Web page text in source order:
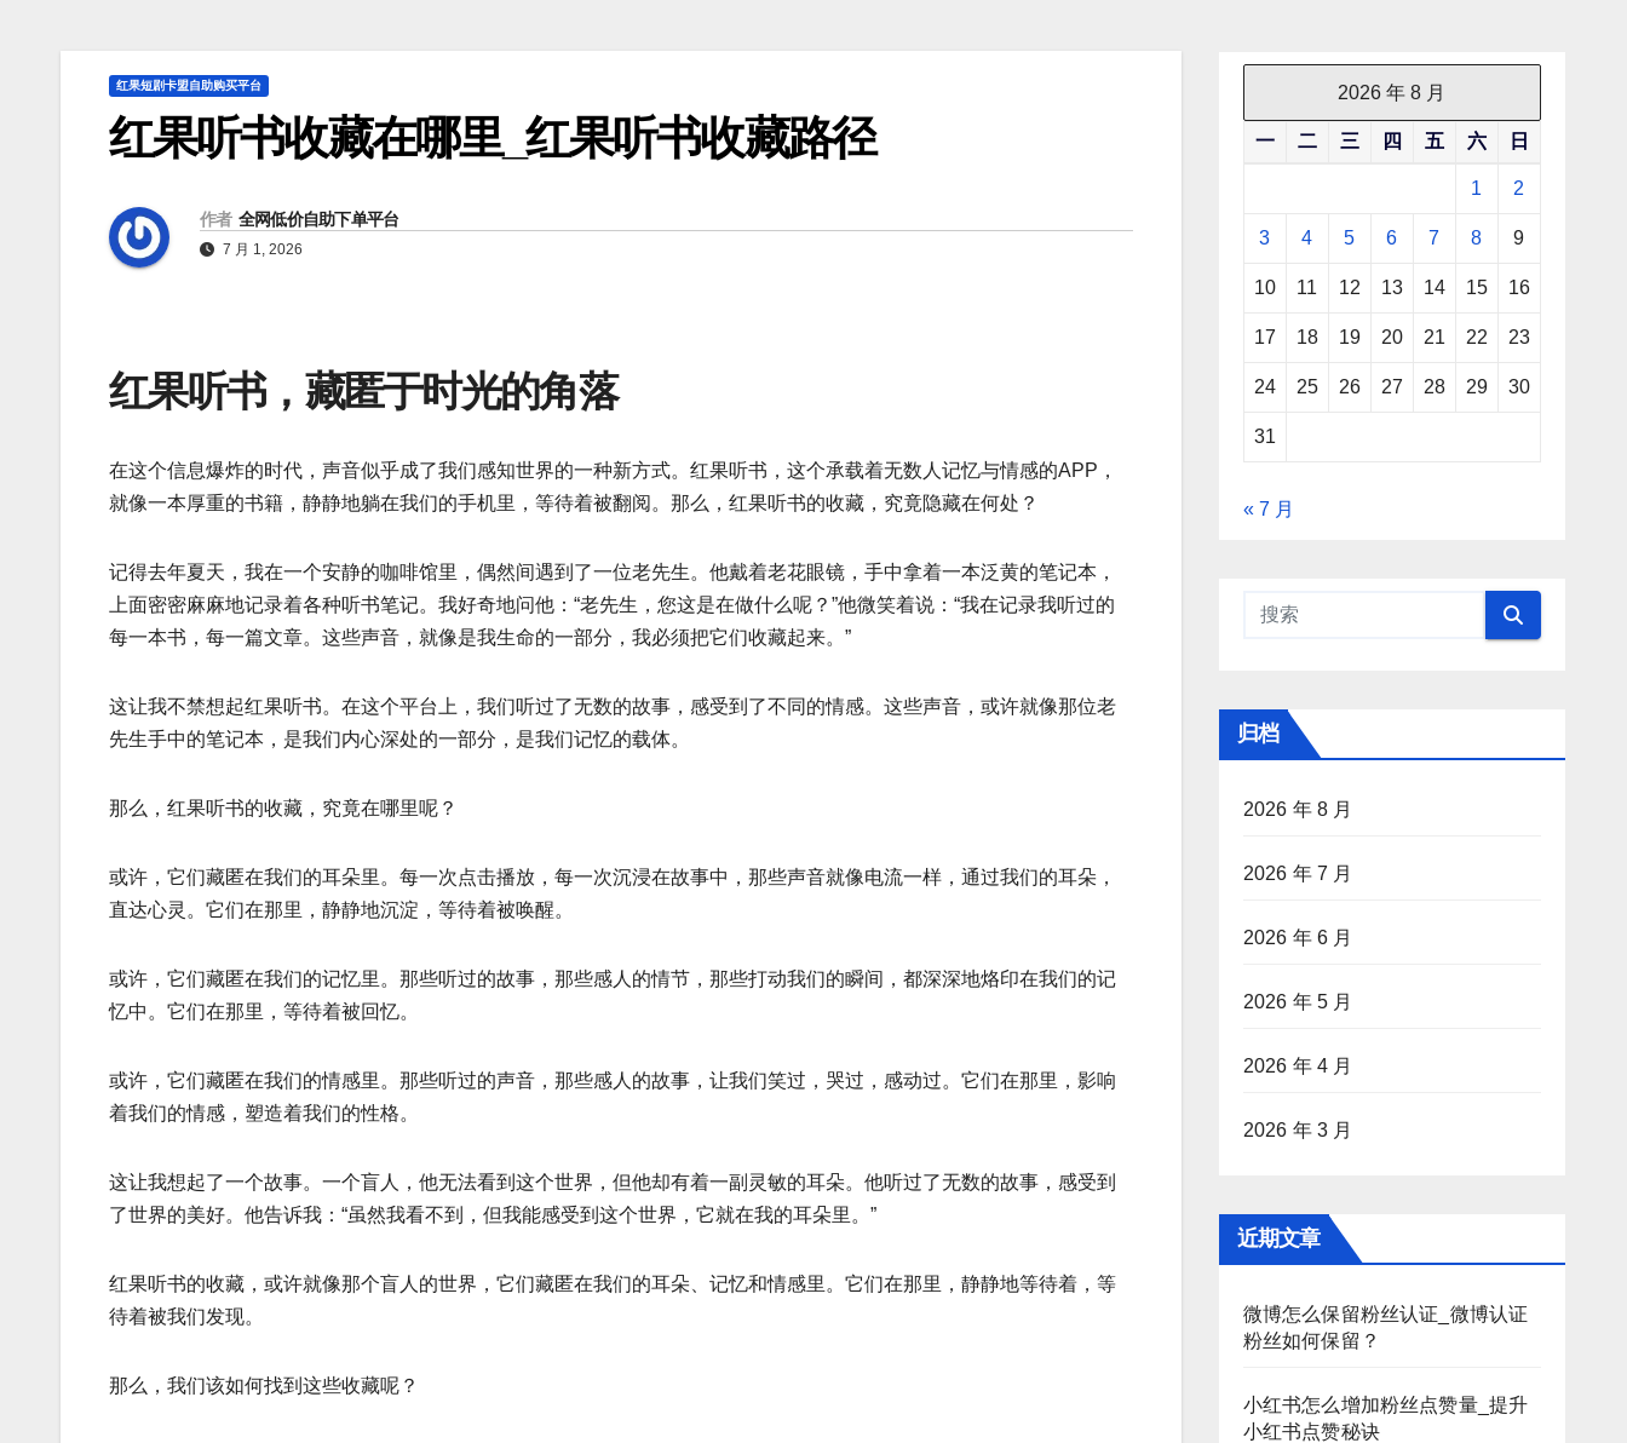
红果短剧卡盟自助购买平台
红果听书收藏在哪里_红果听书收藏路径
作者 全网低价自助下单平台
7 月 1, 2026
红果听书，藏匿于时光的角落
在这个信息爆炸的时代，声音似乎成了我们感知世界的一种新方式。红果听书，这个承载着无数人记忆与情感的APP，
就像一本厚重的书籍，静静地躺在我们的手机里，等待着被翻阅。那么，红果听书的收藏，究竟隐藏在何处？
记得去年夏天，我在一个安静的咖啡馆里，偶然间遇到了一位老先生。他戴着老花眼镜，手中拿着一本泛黄的笔记本，
上面密密麻麻地记录着各种听书笔记。我好奇地问他：“老先生，您这是在做什么呢？”他微笑着说：“我在记录我听过的
每一本书，每一篇文章。这些声音，就像是我生命的一部分，我必须把它们收藏起来。”
这让我不禁想起红果听书。在这个平台上，我们听过了无数的故事，感受到了不同的情感。这些声音，或许就像那位老
先生手中的笔记本，是我们内心深处的一部分，是我们记忆的载体。
那么，红果听书的收藏，究竟在哪里呢？
或许，它们藏匿在我们的耳朵里。每一次点击播放，每一次沉浸在故事中，那些声音就像电流一样，通过我们的耳朵，
直达心灵。它们在那里，静静地沉淀，等待着被唤醒。
或许，它们藏匿在我们的记忆里。那些听过的故事，那些感人的情节，那些打动我们的瞬间，都深深地烙印在我们的记
忆中。它们在那里，等待着被回忆。
或许，它们藏匿在我们的情感里。那些听过的声音，那些感人的故事，让我们笑过，哭过，感动过。它们在那里，影响
着我们的情感，塑造着我们的性格。
这让我想起了一个故事。一个盲人，他无法看到这个世界，但他却有着一副灵敏的耳朵。他听过了无数的故事，感受到
了世界的美好。他告诉我：“虽然我看不到，但我能感受到这个世界，它就在我的耳朵里。”
红果听书的收藏，或许就像那个盲人的世界，它们藏匿在我们的耳朵、记忆和情感里。它们在那里，静静地等待着，等
待着被我们发现。
那么，我们该如何找到这些收藏呢？
2026 年 8 月
一 二 三 四 五 六 日
1 2
3 4 5 6 7 8 9
10 11 12 13 14 15 16
17 18 19 20 21 22 23
24 25 26 27 28 29 30
31
« 7 月
归档
2026 年 8 月
2026 年 7 月
2026 年 6 月
2026 年 5 月
2026 年 4 月
2026 年 3 月
近期文章
微博怎么保留粉丝认证_微博认证
粉丝如何保留？
小红书怎么增加粉丝点赞量_提升
小红书点赞秘诀